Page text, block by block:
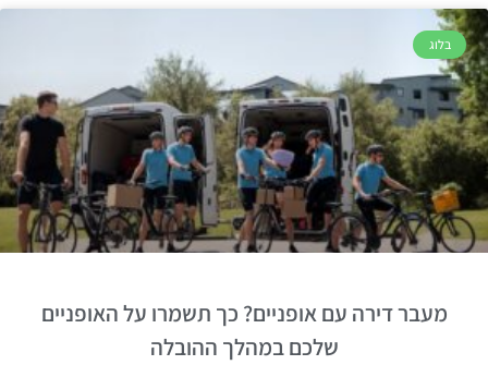
בלוג
מעבר דירה עם אופניים? כך תשמרו על האופניים
שלכם במהלך ההובלה